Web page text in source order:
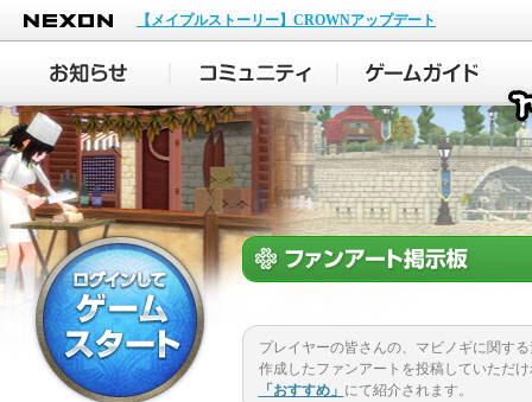
NEXON
【メイプルストーリー】CROWNアップデート
プレイヤーの皆さんの、マビノギに関す
作成したファンアートを投稿していただ
「おすすめ」 にて紹介されます。